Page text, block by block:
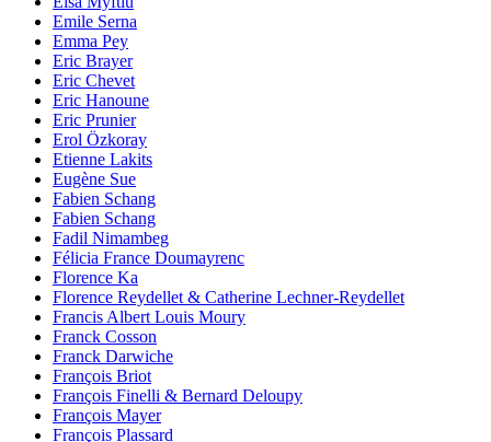
Emile Serna
Emma Pey
Eric Brayer
Eric Chevet
Eric Hanoune
Eric Prunier
Erol Özkoray
Etienne Lakits
Eugène Sue
Fabien Schang
Fabien Schang
Fadil Nimambeg
Félicia France Doumayrenc
Florence Ka
Florence Reydellet & Catherine Lechner-Reydellet
Francis Albert Louis Moury
Franck Cosson
Franck Darwiche
François Briot
François Finelli & Bernard Deloupy
François Mayer
François Plassard